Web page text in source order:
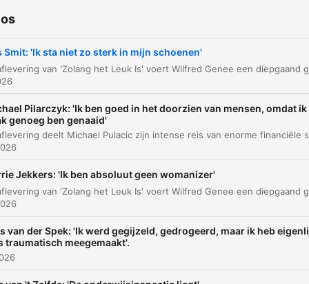
00:04:15 Geluk, familie en intensiteit in het leven
00:07:13
00:09:55 Veerkracht bij ziekte en de kracht van
00:12:35 Omgaan met kritiek en imago
00:15:23
De impact van publieke meningen op het
gezinsleven
00:25:27 Feedback en ondernemerschap
Smit: 'Ik sta niet zo sterk in mijn schoenen'
Pilarczyk: 'Ik ben goed in het doorzien van mensen, omdat ik
genoeg ben genaaid'
Jekkers: 'Ik ben absoluut geen womanizer'
van der Spek: 'Ik werd gegijzeld, gedrogeerd, maar ik heb
traumatisch meegemaakt'.